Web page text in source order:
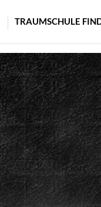
TRAUMSCHULE